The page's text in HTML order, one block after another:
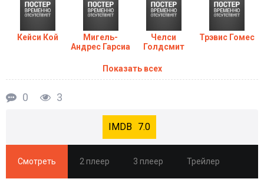
Кейси Кой
Мигель-
Андрес Гарсиа
Челси
Голдсмит
Трэвис Гомес
Показать всех
0 3
7.0
Смотреть 2 плеер 3 плеер Трейлер